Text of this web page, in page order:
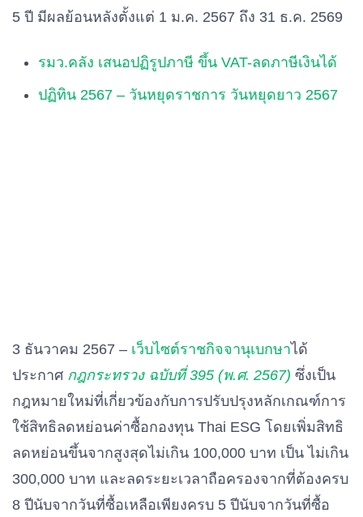
5 ปี มีผลย้อนหลังตั้งแต่ 1 ม.ค. 2567 ถึง 31 ธ.ค. 2569
รมว.คลัง เสนอปฏิรูปภาษี ขึ้น VAT-ลดภาษีเงินได้
ปฏิทิน 2567 – วันหยุดราชการ วันหยุดยาว 2567
3 ธันวาคม 2567 – เว็บไซต์ราชกิจจานุเบกษาได้
ประกาศ กฎกระทรวง ฉบับที่ 395 (พ.ศ. 2567) ซึ่งเป็น
กฎหมายใหม่ที่เกี่ยวข้องกับการปรับปรุงหลักเกณฑ์การ
ใช้สิทธิลดหย่อนค่าซื้อกองทุน Thai ESG โดยเพิ่มสิทธิ
ลดหย่อนขึ้นจากสูงสุดไม่เกิน 100,000 บาท เป็น ไม่เกิน
300,000 บาท และลดระยะเวลาถือครองจากที่ต้องครบ
8 ปีนับจากวันที่ซื้อเหลือเพียงครบ 5 ปีนับจากวันที่ซื้อ